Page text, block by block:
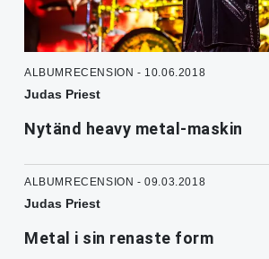
ALBUMRECENSION - 10.06.2018
Judas Priest
Nytänd heavy metal-maskin
ALBUMRECENSION - 09.03.2018
Judas Priest
Metal i sin renaste form